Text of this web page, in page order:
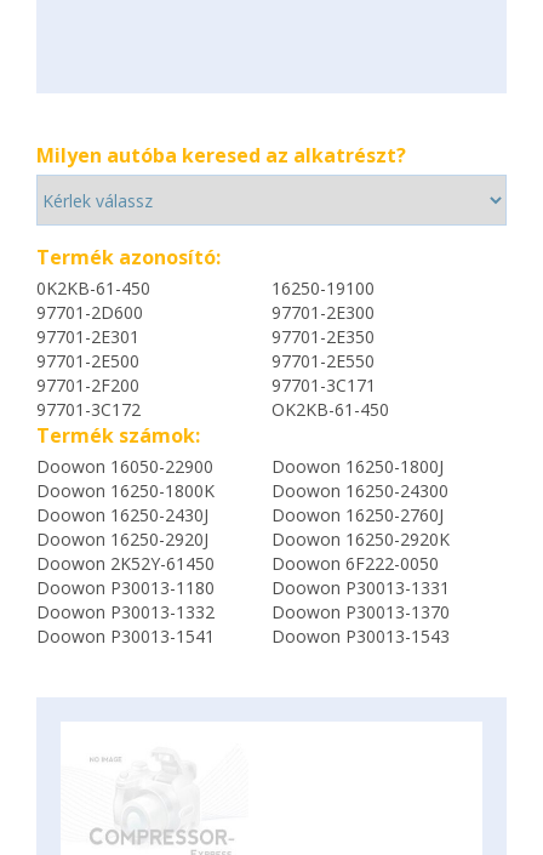
Milyen autóba keresed az alkatrészt?
Termék azonosító:
0K2KB-61-450
16250-19100
97701-2D600
97701-2E300
97701-2E301
97701-2E350
97701-2E500
97701-2E550
97701-2F200
97701-3C171
97701-3C172
OK2KB-61-450
Termék számok:
Doowon 16050-22900
Doowon 16250-1800J
Doowon 16250-1800K
Doowon 16250-24300
Doowon 16250-2430J
Doowon 16250-2760J
Doowon 16250-2920J
Doowon 16250-2920K
Doowon 2K52Y-61450
Doowon 6F222-0050
Doowon P30013-1180
Doowon P30013-1331
Doowon P30013-1332
Doowon P30013-1370
Doowon P30013-1541
Doowon P30013-1543